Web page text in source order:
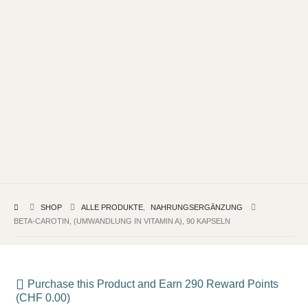
SHOP ALLE PRODUKTE
NAHRUNGSERGÄNZUNG
BETA-CAROTIN, (UMWANDLUNG IN VITAMIN A), 90 KAPSELN
Purchase this Product and Earn 290 Reward Points
(CHF 0.00)